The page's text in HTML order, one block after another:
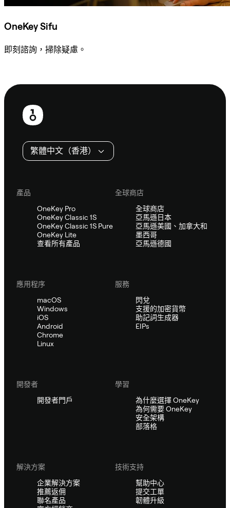
OneKey Sifu
即刻諮詢，掃除疑慮。
頁
繁體中文（香港）
產品
OneKey Pro
OneKey Classic 1S
OneKey Classic 1S Pure
OneKey Lite
查看所有產品
全球商店
全球商店
亞馬遜日本
亞馬遜美國、加拿大和
墨西哥
亞馬遜德國
應用程序
macOS
Windows
iOS
Android
Chrome
Linux
服務
閃兌
支援的加密貨幣
助記詞生成器
EIPs
開發者
開發者門戶
學習
為什麼選擇 OneKey
為何需要 OneKey
安全架構
部落格
解決方案
企業解決方案
推薦返佣
聯名產品
技術支持
幫助中心
提交工單
韌體升級